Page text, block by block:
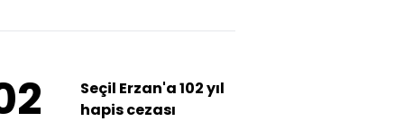
Seçil Erzan'a 102 yıl
hapis cezası